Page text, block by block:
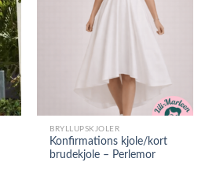
BRYLLUPSKJOLER
Konfirmations kjole/kort
brudekjole – Perlemor